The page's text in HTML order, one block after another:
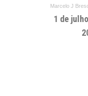
Marcelo J
1 de